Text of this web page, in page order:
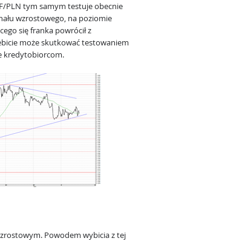
PLN tym samym testuje obecnie
wzrostowego, na poziomie
się franka powrócił z
może skutkować testowaniem
kredytobiorcom.
Powodem wybicia z tej